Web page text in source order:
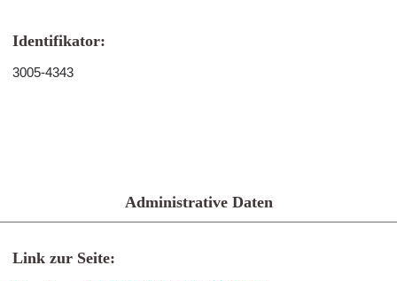
Identifikator:
3005-4343
Administrative Daten
Link zur Seite: